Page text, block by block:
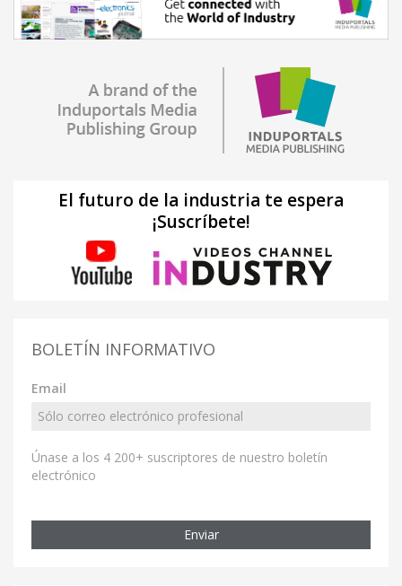
El futuro de la industria te espera
¡Suscríbete!
BOLETÍN INFORMATIVO
Email
Únase a los 4 200+ suscriptores de nuestro boletín
electrónico
Enviar